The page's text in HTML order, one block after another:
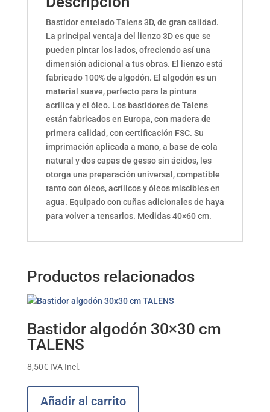
Bastidor entelado Talens 3D, de gran calidad.
La principal ventaja del lienzo 3D es que se
pueden pintar los lados, ofreciendo así una
dimensión adicional a tus obras. El lienzo está
fabricado 100% de algodón. El algodón es un
material suave, perfecto para la pintura
acrílica y el óleo. Los bastidores de Talens
están fabricados en Europa, con madera de
primera calidad, con certificación FSC. Su
imprimación aplicada a mano, a base de cola
natural y dos capas de gesso sin ácidos, les
otorga una preparación universal, compatible
tanto con óleos, acrílicos y óleos miscibles en
agua. Equipado con cuñas adicionales de haya
para volver a tensarlos. Medidas 40×60 cm.
Productos relacionados
Bastidor algodón 30×30 cm
TALENS
8,50€ IVA Incl.
Añadir al carrito